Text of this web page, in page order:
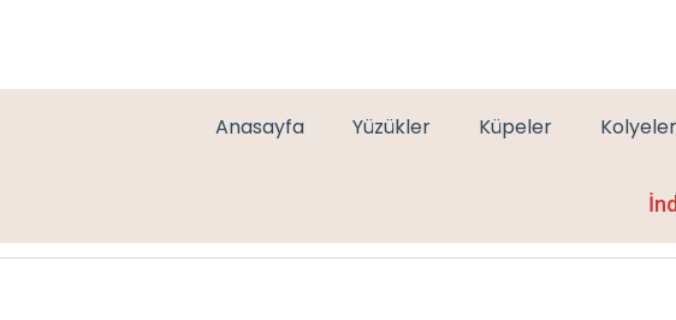
Anasayfa Yüzükler Küpeler Kolyeler